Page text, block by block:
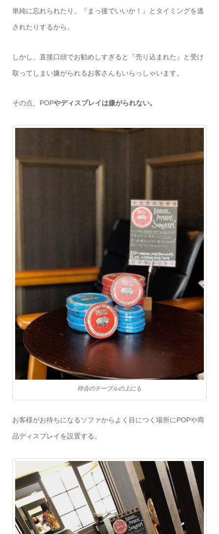
単純に忘れられたり、『まっ後でいいか！』とタイミングを逃
されたりするから。
しかし、直接口頭でお勧めしすぎると『売り込まれた』と受け
取ってしまい嫌がられるお客さんもいらっしゃいます。
その点、 POPやディスプレイは嫌がられない。
待合のテーブルの上にも
お客様がお待ちになるソファからよく目につく場所にPOPや商
品ディスプレイを設置する。